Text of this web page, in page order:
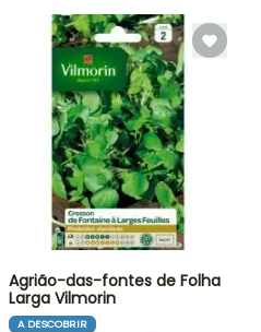
Agrião-das-fontes de Folha
Larga Vilmorin
A DESCOBRIR